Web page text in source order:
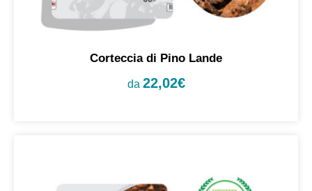
Corteccia di Pino Lande
da 22,02€